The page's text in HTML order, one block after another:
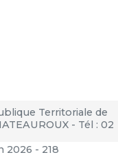
Territoriale de
- Tél : 02
2026 - 218